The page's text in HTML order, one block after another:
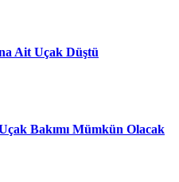
Ait Uçak Düştü
Bakımı Mümkün Olacak